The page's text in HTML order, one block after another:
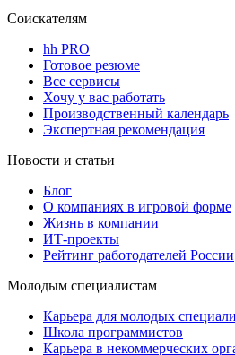
Соискателям
hh PRO
Готовое резюме
Все сервисы
Хочу у вас работать
Производственный календарь
Экспертная рекомендация
Новости и статьи
Блог
О компаниях в игровой форме
Жизнь в компании
ИТ-проекты
Рейтинг работодателей России
Молодым специалистам
Карьера для молодых
Школа программистов
Карьера в некоммерческих